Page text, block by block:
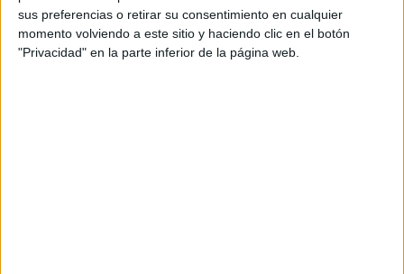
sus preferencias o retirar su consentimiento en cualquier
momento volviendo a este sitio y haciendo clic en el botón
"Privacidad" en la parte inferior de la página web.
trasladado otros tipos de acoso como, por ejemplo, el
sexual y el social.